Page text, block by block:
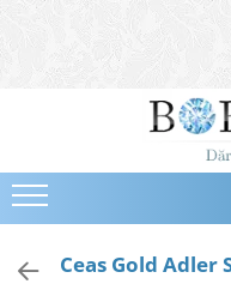
Bijuterii
Cercei
Bratari
ColiereCeas Gold Adler